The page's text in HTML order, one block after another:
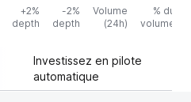
+2%
depth
-2%
depth
Volume
(24h)
% du
volume
Investissez en pilote
automatique